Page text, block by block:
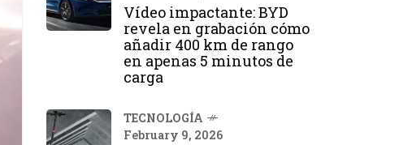
Vídeo impactante: BYD
revela en grabación cómo
añadir 400 km de rango
en apenas 5 minutos de
carga
TECNOLOGÍA
February 9, 2026